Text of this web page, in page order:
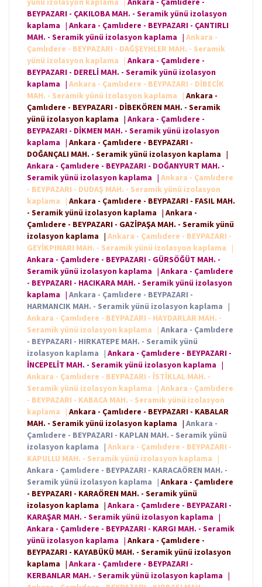
BEYPAZARI - ÇAKILOBA MAH. - Seramik yünü izolasyon
kaplama | Ankara - Çamlıdere - BEYPAZARI - ÇANTIRLI
MAH. - Seramik yünü izolasyon kaplama | Ankara -
Çamlıdere - BEYPAZARI - DAĞŞEYHLER MAH. - Seramik
yünü izolasyon kaplama
| Ankara - Çamlıdere -
BEYPAZARI - DERELİ MAH. - Seramik yünü izolasyon
kaplama | Ankara - Çamlıdere - BEYPAZARI - DİBECİK
MAH. - Seramik yünü izolasyon kaplama
| Ankara -
Çamlıdere - BEYPAZARI - DİBEKÖREN MAH. - Seramik
yünü izolasyon kaplama | Ankara - Çamlıdere -
BEYPAZARI - DİKMEN MAH. - Seramik yünü izolasyon
kaplama | Ankara - Çamlıdere - BEYPAZARI -
DOĞANÇALI MAH. - Seramik yünü izolasyon kaplama |
Ankara - Çamlıdere - BEYPAZARI - DOĞANYURT MAH. -
Seramik yünü izolasyon kaplama | Ankara - Çamlıdere
- BEYPAZARI - DUDAŞ MAH. - Seramik yünü izolasyon
kaplama
| Ankara - Çamlıdere - BEYPAZARI - FASIL MAH.
- Seramik yünü izolasyon kaplama | Ankara -
Çamlıdere - BEYPAZARI - GAZİPAŞA MAH. - Seramik yünü
izolasyon kaplama | Ankara - Çamlıdere - BEYPAZARI -
GEYİKPINARI MAH. - Seramik yünü izolasyon kaplama
|
Ankara - Çamlıdere - BEYPAZARI - GÜRSÖĞÜT MAH. -
Seramik yünü izolasyon kaplama | Ankara - Çamlıdere
- BEYPAZARI - HACIKARA MAH. - Seramik yünü izolasyon
kaplama | Ankara - Çamlıdere - BEYPAZARI -
HARMANCIK MAH. - Seramik yünü izolasyon kaplama |
Ankara - Çamlıdere - BEYPAZARI - HAYDARLAR MAH. -
Seramik yünü izolasyon kaplama
| Ankara - Çamlıdere
- BEYPAZARI - HIRKATEPE MAH. - Seramik yünü
izolasyon kaplama | Ankara - Çamlıdere - BEYPAZARI -
İNCEPELİT MAH. - Seramik yünü izolasyon kaplama |
Ankara - Çamlıdere - BEYPAZARI - İSTİKLAL MAH. -
Seramik yünü izolasyon kaplama
| Ankara - Çamlıdere
- BEYPAZARI - KABACA MAH. - Seramik yünü izolasyon
kaplama
| Ankara - Çamlıdere - BEYPAZARI - KABALAR
MAH. - Seramik yünü izolasyon kaplama | Ankara -
Çamlıdere - BEYPAZARI - KAPLAN MAH. - Seramik yünü
izolasyon kaplama | Ankara - Çamlıdere - BEYPAZARI -
KAPULLU MAH. - Seramik yünü izolasyon kaplama
|
Ankara - Çamlıdere - BEYPAZARI - KARACAÖREN MAH. -
Seramik yünü izolasyon kaplama | Ankara - Çamlıdere
- BEYPAZARI - KARAÖREN MAH. - Seramik yünü
izolasyon kaplama | Ankara - Çamlıdere - BEYPAZARI -
KARAŞAR MAH. - Seramik yünü izolasyon kaplama |
Ankara - Çamlıdere - BEYPAZARI - KARGI MAH. - Seramik
yünü izolasyon kaplama | Ankara - Çamlıdere -
BEYPAZARI - KAYABÜKÜ MAH. - Seramik yünü izolasyon
kaplama | Ankara - Çamlıdere - BEYPAZARI -
KERBANLAR MAH. - Seramik yünü izolasyon kaplama |